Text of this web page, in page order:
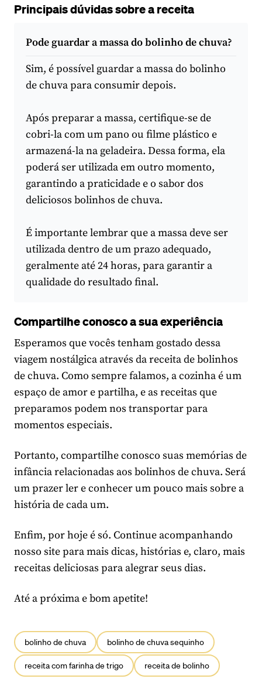
Principais dúvidas sobre a receita
Pode guardar a massa do bolinho de chuva?
Sim, é possível guardar a massa do bolinho
de chuva para consumir depois.
Após preparar a massa, certifique-se de
cobri-la com um pano ou filme plástico e
armazená-la na geladeira. Dessa forma, ela
poderá ser utilizada em outro momento,
garantindo a praticidade e o sabor dos
deliciosos bolinhos de chuva.
É importante lembrar que a massa deve ser
utilizada dentro de um prazo adequado,
geralmente até 24 horas, para garantir a
qualidade do resultado final.
Compartilhe conosco a sua experiência
Esperamos que vocês tenham gostado dessa
viagem nostálgica através da receita de bolinhos
de chuva. Como sempre falamos, a cozinha é um
espaço de amor e partilha, e as receitas que
preparamos podem nos transportar para
momentos especiais.
Portanto, compartilhe conosco suas memórias de
infância relacionadas aos bolinhos de chuva. Será
um prazer ler e conhecer um pouco mais sobre a
história de cada um.
Enfim, por hoje é só. Continue acompanhando
nosso site para mais dicas, histórias e, claro, mais
receitas deliciosas para alegrar seus dias.
Até a próxima e bom apetite!
bolinho de chuva bolinho de chuva sequinho
receita com farinha de trigo receita de bolinho